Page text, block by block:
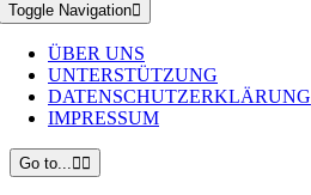
Toggle Navigation
ÜBER UNS
UNTERSTÜTZUNG
DATENSCHUTZERKLÄRUNG
IMPRESSUM
Go to...